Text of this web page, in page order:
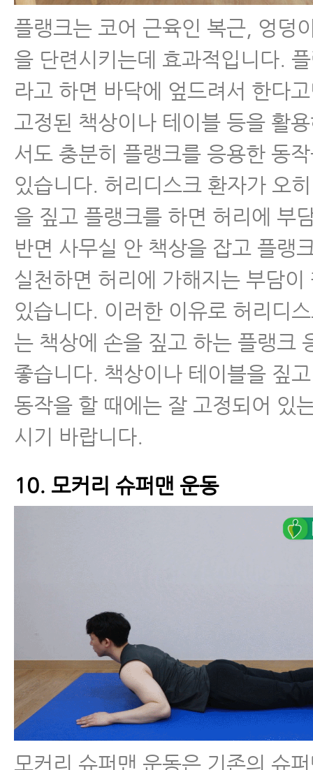
플랭크는 코어 근육인 복근, 엉덩
을 단련시키는데 효과적입니다.
라고 하면 바닥에 엎드려서 한다
고정된 책상이나 테이블 등을 활
서도 충분히 플랭크를 응용한 동
있습니다. 허리디스크 환자가 오
을 짚고 플랭크를 하면 허리에 부
반면 사무실 안 책상을 잡고 플랭
실천하면 허리에 가해지는 부담이
있습니다. 이러한 이유로 허리디
는 책상에 손을 짚고 하는 플랭크
좋습니다. 책상이나 테이블을 짚
동작을 할 때에는 잘 고정되어 있
시기 바랍니다.
10. 모커리 슈퍼맨 운동
모커리 슈퍼맨 운동은 기존의 슈